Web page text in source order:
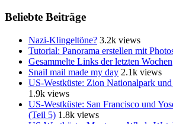
Beliebte Beiträge
Nazi-Klingeltöne? 3.2k views
Tutorial: Panorama erstellen mit
Gesammelte Links der letzten Wochen
Snail mail made my day 2.1k views
US-Westküste: Zion Nationalpark
1.9k views
US-Westküste: San Francisco und
(Teil 5) 1.8k views